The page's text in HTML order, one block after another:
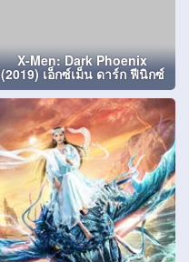
X-Men: Dark Phoenix
(2019) เอ็กซ์เม็น ดาร์ก ฟีนิกซ์